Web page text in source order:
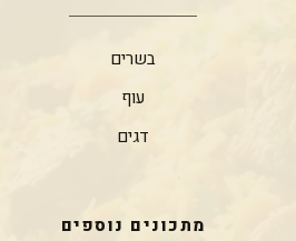
בשרים
עוף
דגים
מתכונים נוספים